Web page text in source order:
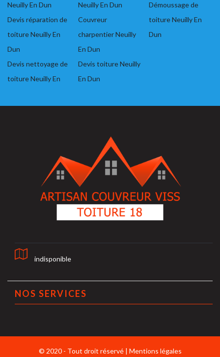
Neuilly En Dun
Devis réparation de
toiture Neuilly En
Dun
Devis nettoyage de
toiture Neuilly En
Neuilly En Dun
Couvreur
charpentier Neuilly
En Dun
Devis toiture Neuilly
En Dun
Démoussage de
toiture Neuilly En
Dun
indisponible
NOS SERVICES
© 2020 - Tout droit réservé | Mentions légales